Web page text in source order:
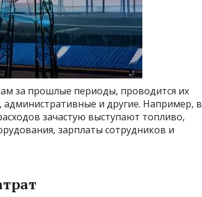
за прошлые периоды, проводится их
и другие. Например, в
зачастую выступают топливо,
зарплаты сотрудников и